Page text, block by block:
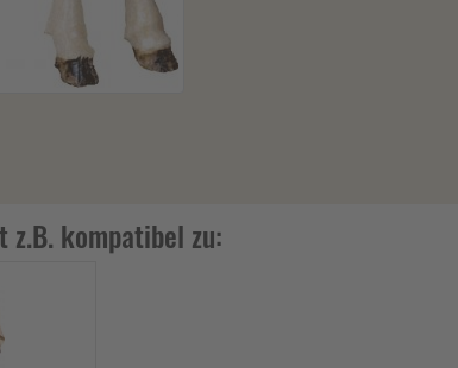
kompatibel zu: